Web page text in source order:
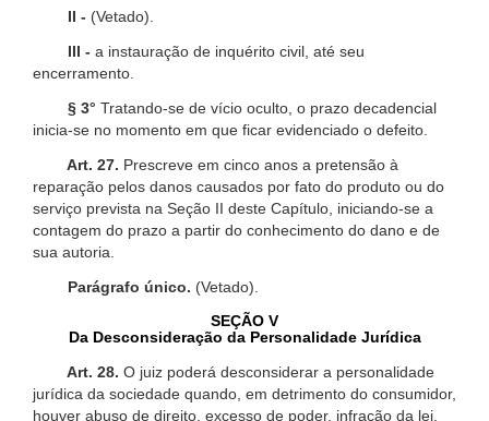
II - (Vetado).
III - a instauração de inquérito civil, até seu
encerramento.
§ 3° Tratando-se de vício oculto, o prazo decadencial
inicia-se no momento em que ficar evidenciado o defeito.
Art. 27. Prescreve em cinco anos a pretensão à
reparação pelos danos causados por fato do produto ou do
serviço prevista na Seção II deste Capítulo, iniciando-se a
contagem do prazo a partir do conhecimento do dano e de
sua autoria.
Parágrafo único. (Vetado).
SEÇÃO V
Da Desconsideração da Personalidade Jurídica
Art. 28. O juiz poderá desconsiderar a personalidade
jurídica da sociedade quando, em detrimento do consumidor,
houver abuso de direito, excesso de poder, infração da lei,